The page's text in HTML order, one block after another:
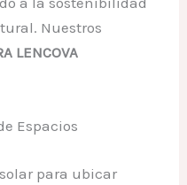
Nuestros
LENCOVA
Espacios
para ubicar